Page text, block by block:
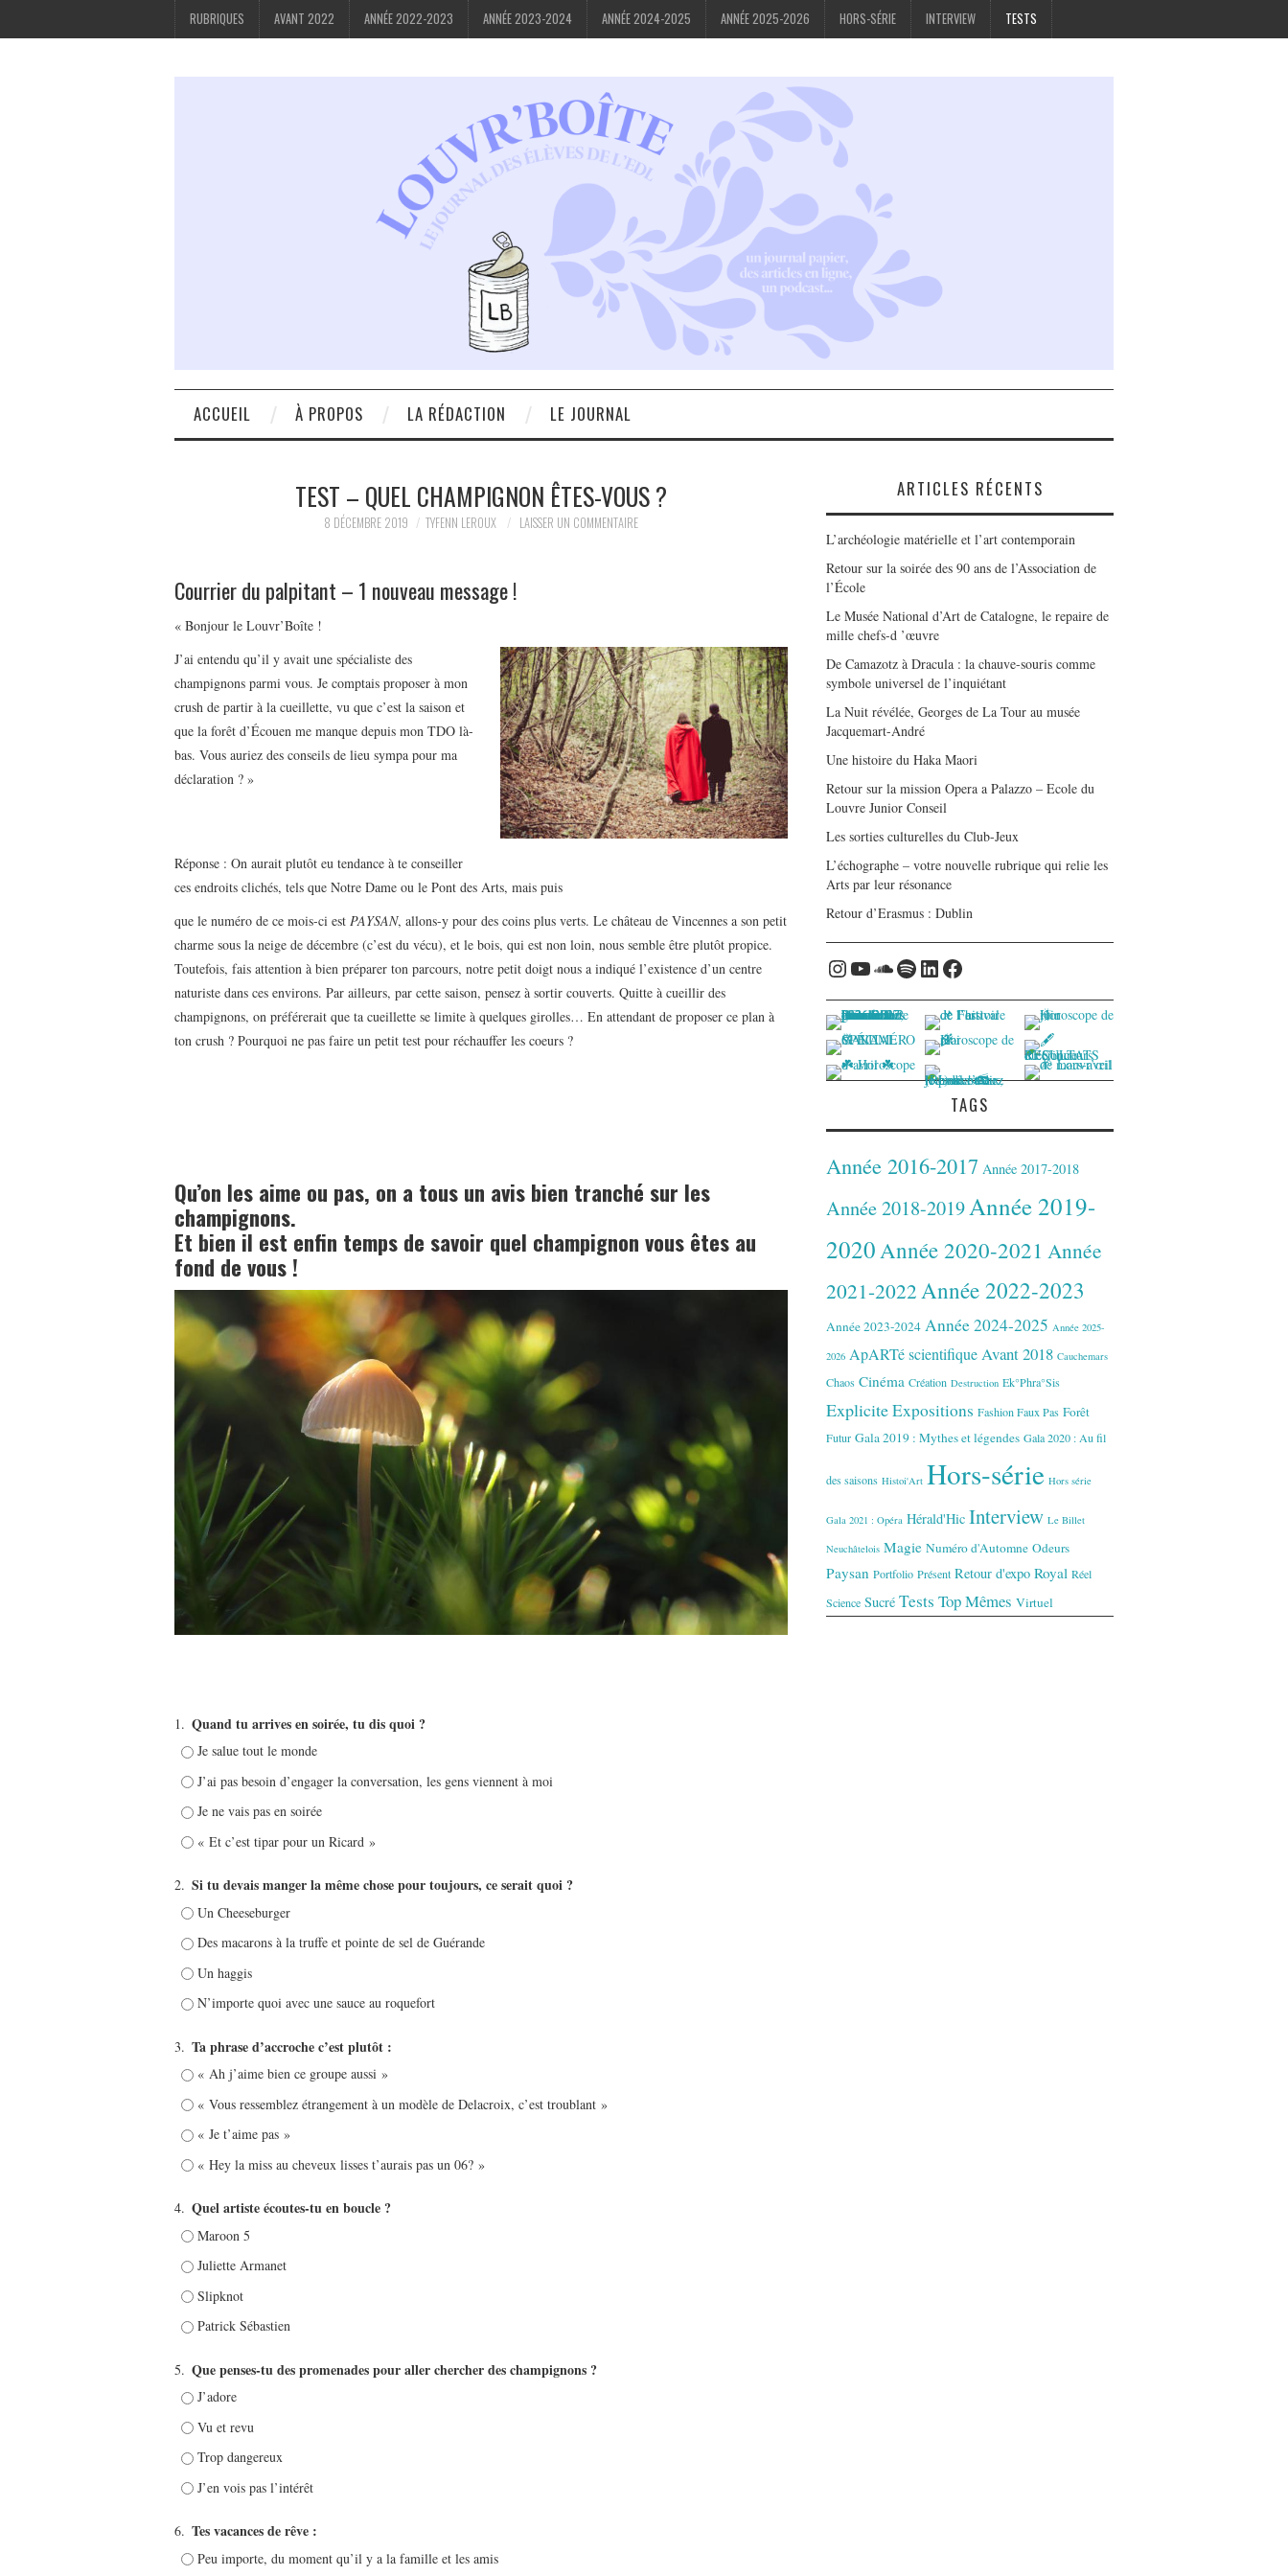
RUBRIQUES AVANT 2022 ANNÉE 2022-2023 ANNÉE 2023-2024 ANNÉE 2024-2025 ANNÉE 2025-2026 HORS-SÉRIE INTERVIEW TESTS
ACCUEIL À PROPOS LA RÉDACTION LE JOURNAL
TEST – QUEL CHAMPIGNON ÊTES-VOUS ?
8 DÉCEMBRE 2019 TYFENN LEROUX LAISSER UN COMMENTAIRE
Courrier du palpitant – 1 nouveau message !
« Bonjour le Louvr’Boîte !
J’ai entendu qu’il y avait une spécialiste des
champignons parmi vous. Je comptais proposer à mon
crush de partir à la cueillette, vu que c’est la saison et
que la forêt d’Écouen me manque depuis mon TDO là-
bas. Vous auriez des conseils de lieu sympa pour ma
déclaration ? »
Réponse : On aurait plutôt eu tendance à te conseiller
ces endroits clichés, tels que Notre Dame ou le Pont des Arts, mais puis
que le numéro de ce mois-ci est PAYSAN, allons-y pour des coins plus verts. Le château de Vincennes a son petit
charme sous la neige de décembre (c’est du vécu), et le bois, qui est non loin, nous semble être plutôt propice.
Toutefois, fais attention à bien préparer ton parcours, notre petit doigt nous a indiqué l’existence d’un centre
naturiste dans ces environs. Par ailleurs, par cette saison, pensez à sortir couverts. Quitte à cueillir des
champignons, on préférerait que ta cueillette se limite à quelques girolles… En attendant de proposer ce plan à
ton crush ? Pourquoi ne pas faire un petit test pour réchauffer les coeurs ?
Qu’on les aime ou pas, on a tous un avis bien tranché sur les
champignons.
Et bien il est enfin temps de savoir quel champignon vous êtes au
fond de vous !
1. Quand tu arrives en soirée, tu dis quoi ?
Je salue tout le monde
J’ai pas besoin d’engager la conversation, les gens viennent à moi
Je ne vais pas en soirée
« Et c’est tipar pour un Ricard »
2. Si tu devais manger la même chose pour toujours, ce serait quoi ?
Un Cheeseburger
Des macarons à la truffe et pointe de sel de Guérande
Un haggis
N’importe quoi avec une sauce au roquefort
3. Ta phrase d’accroche c’est plutôt :
« Ah j’aime bien ce groupe aussi »
« Vous ressemblez étrangement à un modèle de Delacroix, c’est troublant »
« Je t’aime pas »
« Hey la miss au cheveux lisses t’aurais pas un 06? »
4. Quel artiste écoutes-tu en boucle ?
Maroon 5
Juliette Armanet
Slipknot
Patrick Sébastien
5. Que penses-tu des promenades pour aller chercher des champignons ?
J’adore
Vu et revu
Trop dangereux
J’en vois pas l’intérêt
6. Tes vacances de rêve :
Peu importe, du moment qu’il y a la famille et les amis
ARTICLES RÉCENTS
L’archéologie matérielle et l’art contemporain
Retour sur la soirée des 90 ans de l’Association de
l’École
Le Musée National d’Art de Catalogne, le repaire de
mille chefs-d ’œuvre
De Camazotz à Dracula : la chauve-souris comme
symbole universel de l’inquiétant
La Nuit révélée, Georges de La Tour au musée
Jacquemart-André
Une histoire du Haka Maori
Retour sur la mission Opera a Palazzo – Ecole du
Louvre Junior Conseil
Les sorties culturelles du Club-Jeux
L’échographe – votre nouvelle rubrique qui relie les
Arts par leur résonance
Retour d’Erasmus : Dublin
Instagram
YouTube
Soundcloud
Spotify
LinkedIn
Facebook
TAGS
Année 2016-2017 Année 2017-2018
Année 2018-2019Année 2019-
2020Année 2020-2021 Année
2021-2022Année 2022-2023
Année 2023-2024 Année 2024-2025 Année 2025-
2026 ApARTé scientifiqueAvant 2018 Cauchemars
Chaos Cinéma Création Destruction Ek°Phra°Sis
ExpliciteExpositions Fashion Faux Pas Forêt
Futur Gala 2019 : Mythes et légendes Gala 2020 : Au fil
des saisons Histoi'Art Hors-série Hors série
Gala 2021 : Opéra Hérald'Hic Interview Le Billet
Neuchâtelois Magie Numéro d'Automne Odeurs
Paysan Portfolio Présent Retour d'expo Royal Réel
Science Sucré Tests Top Mêmes Virtuel